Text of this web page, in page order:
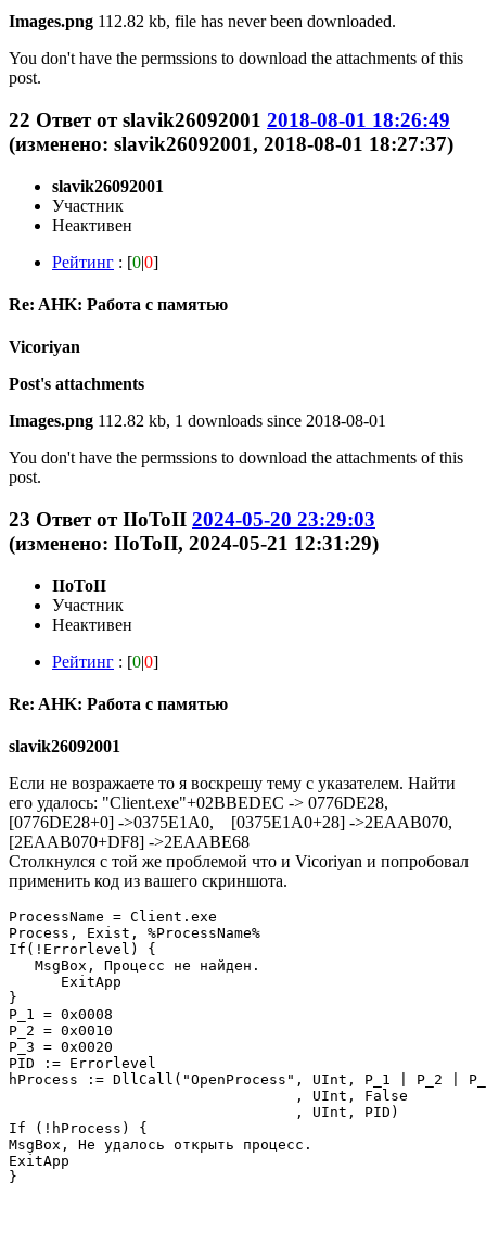
Images.png 112.82 kb, file has never been downloaded.
You don't have the permssions to download the attachments of this
post.
22 Ответ отslavik26092001 2018-08-01 18:26:49
(изменено: slavik26092001, 2018-08-01 18:27:37)
slavik26092001
Участник
Неактивен
Рейтинг : [0|0]
Re: AHK: Работа с памятью
Vicoriyan
Post's attachments
Images.png 112.82 kb, 1 downloads since 2018-08-01
You don't have the permssions to download the attachments of this
post.
23 Ответ отIIoToII 2024-05-20 23:29:03
(изменено: IIoToII, 2024-05-21 12:31:29)
IIoToII
Участник
Неактивен
Рейтинг : [0|0]
Re: AHK: Работа с памятью
slavik26092001
Если не возражаете то я воскрешу тему с указателем. Найти
его удалось: "Client.exe"+02BBEDEC -> 0776DE28,
[0776DE28+0] ->0375E1A0, [0375E1A0+28] ->2EAAB070,
[2EAAB070+DF8] ->2EAABE68
Cтолкнулся с той же проблемой что и Vicoriyan и попробовал
применить код из вашего скриншота.
ProcessName = Client.exe
Process, Exist, %ProcessName%
If(!Errorlevel) {
   MsgBox, Процесс не найден.
      ExitApp
}
P_1 = 0x0008
P_2 = 0x0010
P_3 = 0x0020
PID := Errorlevel
hProcess := DllCall("OpenProcess", UInt, P_1 | P_2 |
                                 , UInt, False
                                 , UInt, PID)
If (!hProcess) {
MsgBox, Не удалось открыть процесс.
ExitApp
}